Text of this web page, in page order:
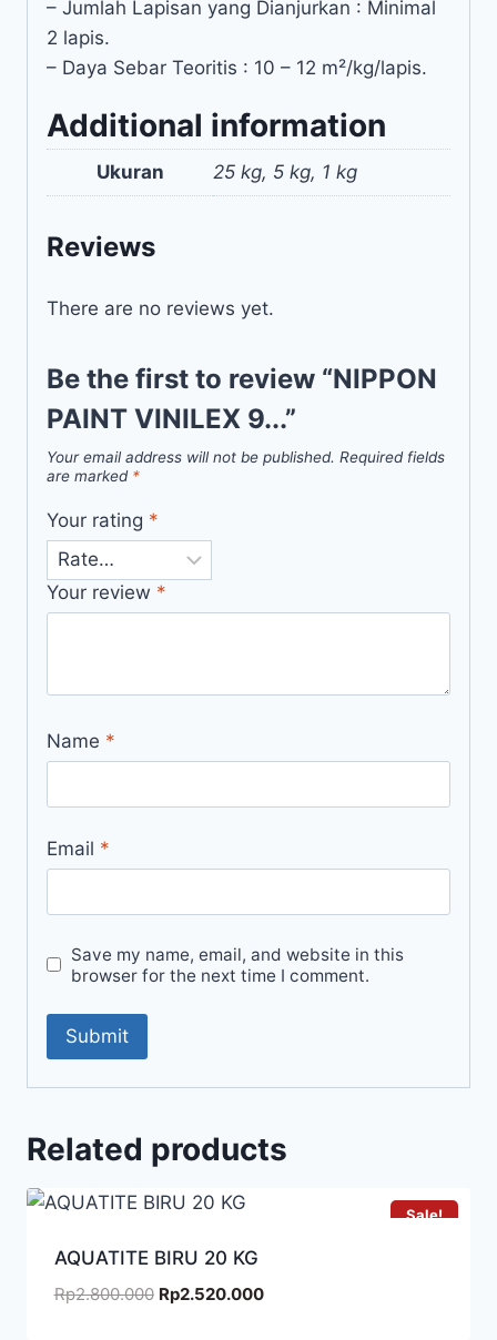
– Jumlah Lapisan yang Dianjurkan : Minimal
2 lapis.
– Daya Sebar Teoritis : 10 – 12 m²/kg/lapis.
Additional information
Ukuran 25 kg, 5 kg, 1 kg
Reviews
There are no reviews yet.
Be the first to review “NIPPON
PAINT VINILEX 9...”
Your email address will not be published. Required fields
are marked *
Your rating *
Your review *
Name *
Email *
Save my name, email, and website in this
browser for the next time I comment.
Related products
Sale!
AQUATITE BIRU 20 KG
Rp2.800.000 Rp2.520.000